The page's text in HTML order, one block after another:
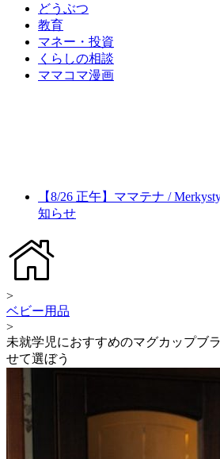
どうぶつ
教育
マネー・投資
くらしの相談
ママコマ漫画
【8/26 正午】ママテナ /
知らせ
>
ベビー用品
>
未就学児におすすめのマグカップブ
せて選ぼう